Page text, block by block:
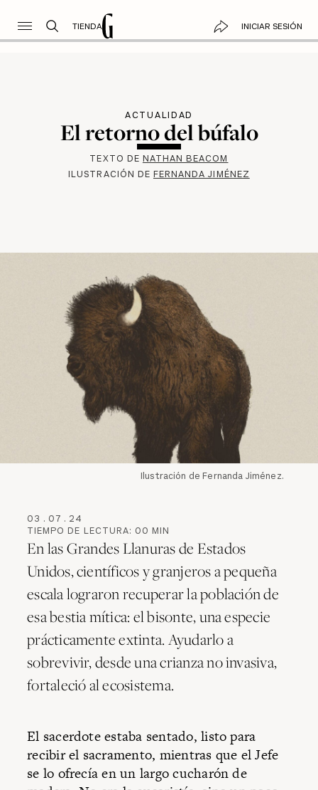
TIENDA INICIAR SESIÓN
ACTUALIDAD
El retorno del búfalo
TEXTO DE NATHAN BEACOM
ILUSTRACIÓN DE FERNANDA JIMÉNEZ
Ilustración de Fernanda Jiménez.
03 . 07 . 24
TIEMPO DE LECTURA: 00 MIN
En las Grandes Llanuras de Estados
Unidos, científicos y granjeros a pequeña
escala lograron recuperar la población de
esa bestia mítica: el bisonte, una especie
prácticamente extinta. Ayudarlo a
sobrevivir, desde una crianza no invasiva,
fortaleció al ecosistema.
El sacerdote estaba sentado, listo para
recibir el sacramento, mientras que el Jefe
se lo ofrecía en un largo cucharón de